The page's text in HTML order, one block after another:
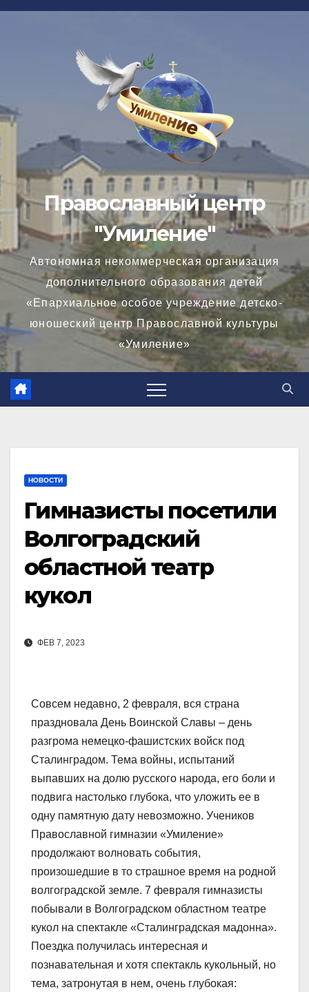
Перейти
Православный центр
"Умиление"
Автономная некоммерческая организация
дополнительного образования детей
«Епархиальное особое учреждение детско-
юношеский центр Православной культуры
«Умиление»
НОВОСТИ
Гимназисты посетили
Волгоградский
областной театр
кукол
ФЕВ 7, 2023
Совсем недавно, 2 февраля, вся страна
праздновала День Воинской Славы – день
разгрома немецко-фашистских войск под
Сталинградом. Тема войны, испытаний
выпавших на долю русского народа, его боли и
подвига настолько глубока, что уложить ее в
одну памятную дату невозможно. Учеников
Православной гимназии «Умиление»
продолжают волновать события,
произошедшие в то страшное время на родной
волгоградской земле. 7 февраля гимназисты
побывали в Волгоградском областном театре
кукол на спектакле «Сталинградская мадонна».
Поездка получилась интересная и
познавательная и хотя спектакль кукольный, но
тема, затронутая в нем, очень глубокая: